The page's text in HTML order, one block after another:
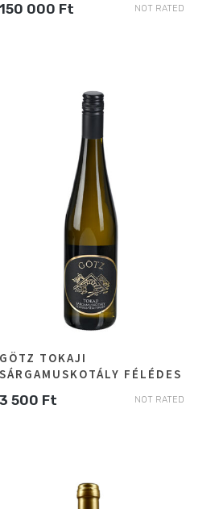
NOT RATED
150 000 Ft
GÖTZ TOKAJI
SÁRGAMUSKOTÁLY FÉLÉDES
NOT RATED
3 500 Ft